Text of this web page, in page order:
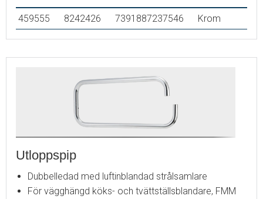
459555 8242426 7391887237546 Krom
Utloppspip
Dubbelledad med luftinblandad strålsamlare
För vägghängd köks- och tvättställsblandare, FMM